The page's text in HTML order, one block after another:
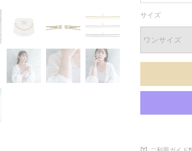
サイズ
ワンサイズ